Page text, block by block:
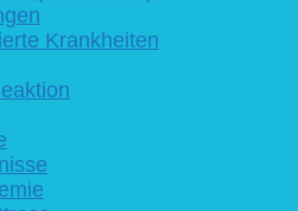
Krankheiten